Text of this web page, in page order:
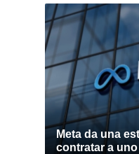
Meta da una
contratar a